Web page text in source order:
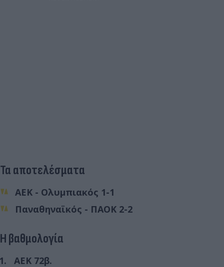
Τα αποτελέσματα
ΑΕΚ - Ολυμπιακός 1-1
Παναθηναϊκός - ΠΑΟΚ 2-2
Η βαθμολογία
ΑΕΚ 72β.